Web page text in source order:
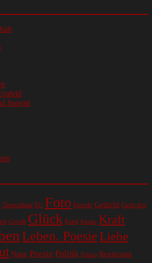
Jugend
Deutschland EU Foto Freude Gedicht Gedichte
Gewalt Glück Kind Kinder Kraft
Leben. Poesie Liebe
Natur Poesie Politik Polizei Regierung